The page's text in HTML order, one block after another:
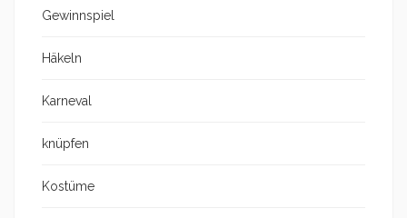
Gewinnspiel
Häkeln
Karneval
knüpfen
Kostüme